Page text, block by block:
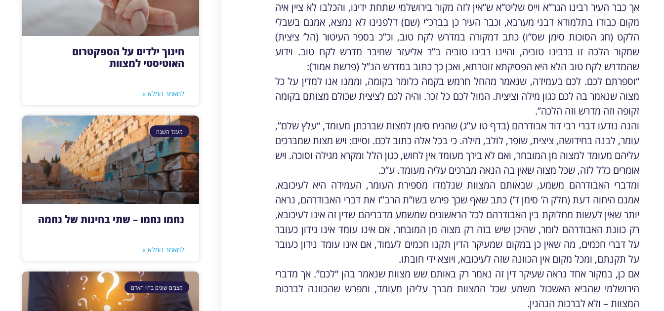
אך כבר העיר רבינו הגר”א וייס שליט”א ש”אין לזה מקור בירושלמי שתחת ידינו, והכלבו לא ציין איה
מקום כבודו בתלמודא דבני מערבא, וכבר העיר כן בברכ”י (שם) דלפנינו לא נמצא, אמנם בשבלי
הלקט (חג הסוכות סימן שס”ו) כתב דמקורה במדרש לקח טוב, וכ”כ בספר העיטור (הל’ ציצית)
שמקור הלכה זו ברבינו טוביה, והיינו רבינו טוביה ב”ר אליעזר שחיבר מדרש לקח טוב. וידוע
שהמדרש לקח טוב הלא היא הפסיקתא זוטרתא, ואכן כך כתוב במדרש הנ”ל (פרשת אמור):
“וספרתם לכם. לכם בעמידה, שנאמר מהחל חרמש בקמה כלומר בקומה, וממנו אנו למדין על כל
מצוה שנאמר בה לכם כגון מילה וציצית. המול לכם כל זכר. והיה לכם לציצית שכולם מצותם בקומה
זקופה וזה מדרש וזה הלכה”.
והנה נודעו דברי רבי דוד אבודרהם (בדף טו ע”ג) שהניח סימן למצות שברכתן מעומד, “עלץ שלם”,
עומר, לבנה בחידושה, ציצית, שופר, לולב, מילה. כי בכל אלה כתוב לכם. וסיים: ויש מצות שמברכים
עליהם מעומד למצוה מן המובחר, ואם לא בירך מעומד אין לחוש, כגון הלל ומקרא מגילה וסוכה. ויש
אומרים כלל לזה, שכל מצוה שאין בה הנאה מברכים עליה מעומד. ע”כ.
ומדברי האבודרהם משמע, שבאותם המצוות שנלמדו מספירת העומר, העמידה היא לעיכובא.
אמנם היחוה דעת (חלק ה’ סימן ד’) כתב שאף שכך פירש בשו”ת הרב”ז את דברי האבודרהם, נראה
יותר שאין לעשות מחלוקת בין האבודרהם לכל הראשונים שמשמע מדבריהם שדין זה אינו לעיכובא,
רק כוונת האבודרהם לומר, שהיכן שיש בזה רק מצוה מן המובחר, אם אינו עומד אינו נידון כעובר
על דברי חכמים, מה שאין כן במקום שמעיקר הדין תקנו חכמים לעמוד, אם אינו עומד נידון כעובר
על תקנתם, ומכל מקום אין הכוונה שזה לעיכובא, ויוצא ידי חובתו.
אם כן, במקור אחד נראה שעיקר דין זה נאמר רק באותם שש מצוות שנאמר בהן “לכם”. אך מדברי
הירושלמי שהביא האשכול משמע שכל המצוות מברך עליהן מעומד, ומפרש שהכוונה לברכות
המצוות – ולא לברכות הנהנין.
חינוך ילדים על הספקטרום
האוטיסטי למצוות
למאמר המלא »
מעגל השנה
נחמו נחמו – שתי בחינות של נחמה
למאמר המלא »
מצבים שונים בחיי האדם